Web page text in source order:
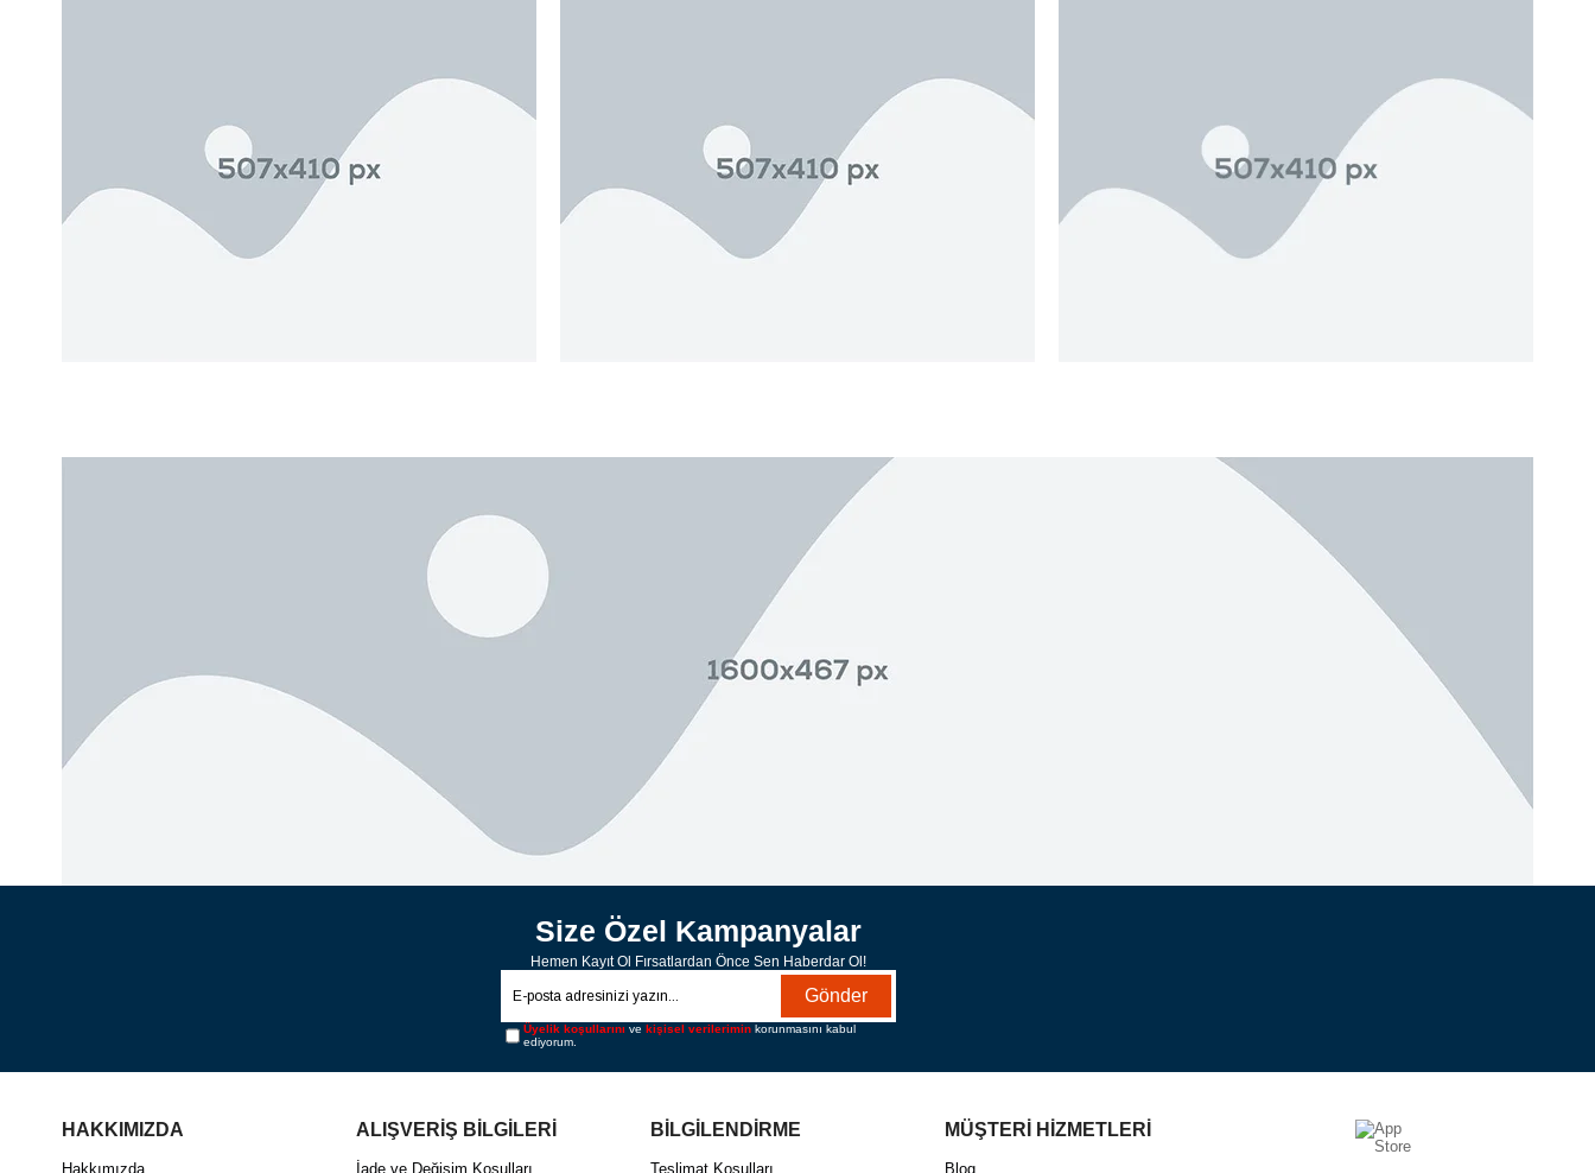
Size Özel Kampanyalar
Hemen Kayıt Ol Fırsatlardan Önce Sen Haberdar Ol!
Gönder
Üyelik koşullarını vekişisel verilerimin korunmasını kabul
ediyorum.
HAKKIMIZDA
Hakkımızda
ALIŞVERİŞ BİLGİLERİ
İade ve Değişim Koşulları
BİLGİLENDİRME
Teslimat Koşulları
MÜŞTERİ HİZMETLERİ
Blog